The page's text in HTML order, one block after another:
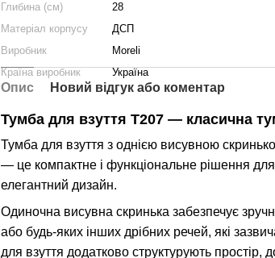
Глибина (см)
28
Матеріал корпусу
ДСП
Виробник
Moreli
Країна виробник
Україна
Опис Новий відгук або коментар
Тумба для взуття T207 — класична
Тумба для взуття з однією висувною
— це компактне і функціональне рішення
елегантний дизайн.
Одиночна висувна скринька забезпечує
або будь-яких інших дрібних речей, які
для взуття додатково структурують простір,